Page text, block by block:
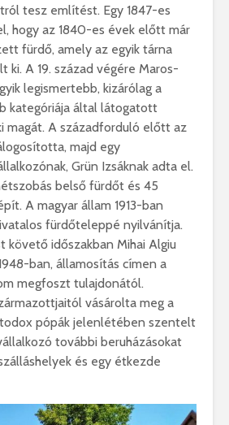
tesz említést. Egy 1847-es
hogy az 1840-es évek előtt már
fürdő, amely az egyik tárna
ki. A 19. század végére Maros-
legismertebb, kizárólag a
kategóriája által látogatott
magát. A századforduló előtt az
majd egy
Grün Izsáknak adta el.
belső fürdőt és 45
A magyar állam 1913-ban
fürdőteleppé nyilvánítja.
követő időszakban Mihai Algiu
ban, államosítás címen a
megfoszt tulajdonától.
vásárolta meg a
pópák jelenlétében szentelt
további beruházásokat
és egy étkezde